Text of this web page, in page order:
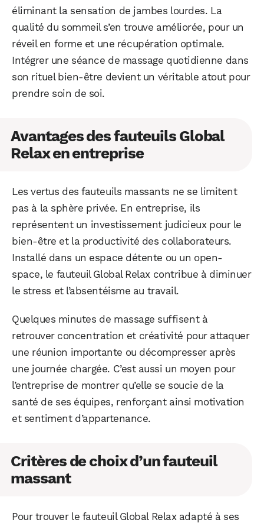
éliminant la sensation de jambes lourdes. La
qualité du sommeil s’en trouve améliorée, pour un
réveil en forme et une récupération optimale.
Intégrer une séance de massage quotidienne dans
son rituel bien-être devient un véritable atout pour
prendre soin de soi.
Avantages des fauteuils Global
Relax en entreprise
Les vertus des fauteuils massants ne se limitent
pas à la sphère privée. En entreprise, ils
représentent un investissement judicieux pour le
bien-être et la productivité des collaborateurs.
Installé dans un espace détente ou un open-
space, le fauteuil Global Relax contribue à diminuer
le stress et l’absentéisme au travail.
Quelques minutes de massage suffisent à
retrouver concentration et créativité pour attaquer
une réunion importante ou décompresser après
une journée chargée. C’est aussi un moyen pour
l’entreprise de montrer qu’elle se soucie de la
santé de ses équipes, renforçant ainsi motivation
et sentiment d’appartenance.
Critères de choix d’un fauteuil
massant
Pour trouver le fauteuil Global Relax adapté à ses
Facebook X LinkedIn